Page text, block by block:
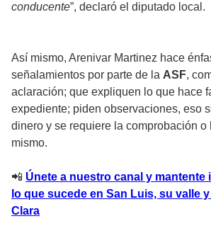
conducente”, declaró el diputado local.
Así mismo, Arenivar Martinez hace
señalamientos por parte de la ASF,
aclaración; que expliquen lo que hace
expediente; piden observaciones, eso
dinero y se requiere la comprobación o
mismo.
📲 Únete a nuestro canal y mantente
lo que sucede en San Luis, su valle
Clara